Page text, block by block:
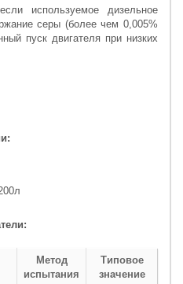
используемое дизельное
серы (более чем 0,005%
пуск двигателя при низких
Метод
испытания
Типовое
значение